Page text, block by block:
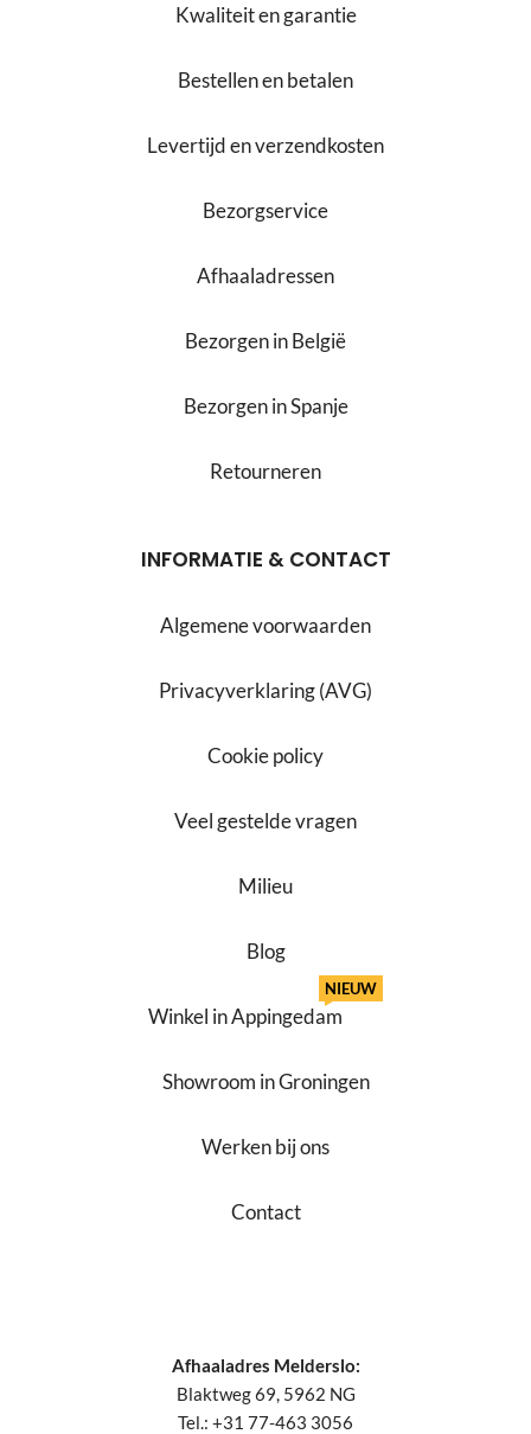
Kwaliteit en garantie
Bestellen en betalen
Levertijd en verzendkosten
Bezorgservice
Afhaaladressen
Bezorgen in België
Bezorgen in Spanje
Retourneren
INFORMATIE & CONTACT
Algemene voorwaarden
Privacyverklaring (AVG)
Cookie policy
Veel gestelde vragen
Milieu
Blog
Winkel in Appingedam
NIEUW
Showroom in Groningen
Werken bij ons
Contact
Afhaaladres Melderslo:
Blaktweg 69, 5962 NG
Tel.: +31 77-463 3056